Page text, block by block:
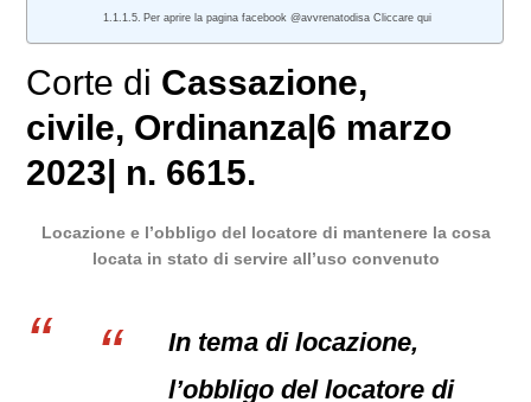
Per aprire la pagina facebook @avvrenatodisa Cliccare qui
Corte di Cassazione,
civile, Ordinanza|6 marzo
2023| n. 6615.
Locazione e l’obbligo del locatore di mantenere la cosa
locata in stato di servire all’uso convenuto
In tema di locazione,
l’obbligo del locatore di